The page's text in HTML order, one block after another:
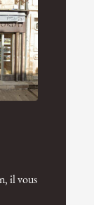
il vous